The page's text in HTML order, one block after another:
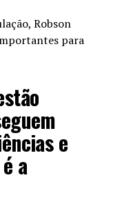
Robson
para
e
a